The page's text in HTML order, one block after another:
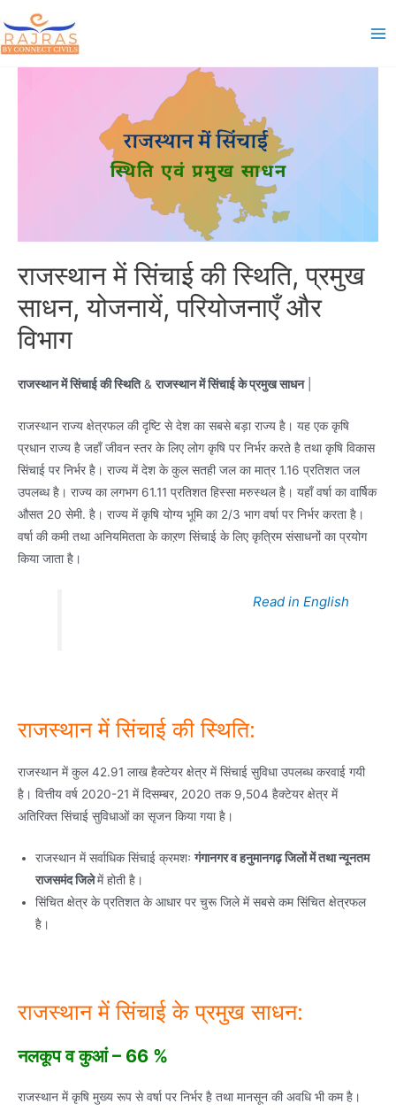
to
content
राजस्थान में सिंचाई की स्थिति, प्रमुख
साधन, योजनायें, परियोजनाएँ और
विभाग
राजस्थान में सिंचाई की स्थिति&राजस्थान में सिंचाई के प्रमुख साधन|
राजस्थान राज्य क्षेत्रफल की दृष्टि से देश का सबसे बड़ा राज्य है। यह एक कृषि
प्रधान राज्य है जहाँ जीवन स्तर के लिए लोग कृषि पर निर्भर करते है तथा कृषि विकास
सिंचाई पर निर्भर है। राज्य में देश के कुल सतही जल का मात्र 1.16 प्रतिशत जल
उपलब्ध है। राज्य का लगभग 61.11 प्रतिशत हिस्सा मरुस्थल है। यहाँ वर्षा का वार्षिक
औसत 20 सेमी. है। राज्य में कृषि योग्य भूमि का 2/3 भाग वर्षा पर निर्भर करता है।
वर्षा की कमी तथा अनियमितता के काऱण सिंचाई के लिए कृत्रिम संसाधनों का प्रयोग
किया जाता है।
Read in English
राजस्थान में सिंचाई की स्थिति:
राजस्थान में कुल 42.91 लाख हैक्टेयर क्षेत्र में सिंचाई सुविधा उपलब्ध करवाई गयी
है। वित्तीय वर्ष 2020-21 में दिसम्बर, 2020 तक 9,504 हैक्टेयर क्षेत्र में
अतिरिक्त सिंचाई सुविधाओं का सृजन किया गया है।
राजस्थान में सर्वाधिक सिंचाई क्रमशःगंगानगर व हनुमानगढ़ जिलों में तथा न्यूनतम
राजसमंद जिलेमें होती है।
सिंचित क्षेत्र के प्रतिशत के आधार पर चुरू जिले में सबसे कम सिंचित क्षेत्रफल
है।
राजस्थान में सिंचाई के प्रमुख साधन:
नलकूप व कुआं – 66 %
राजस्थान में कृषि मुख्य रूप से वर्षा पर निर्भर है तथा मानसून की अवधि भी कम है।